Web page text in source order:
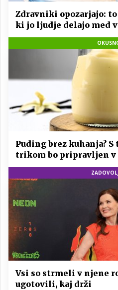
Zdravniki opozarjajo: to
ki jo ljudje delajo med
Puding brez kuhanja?
trikom bo pripravljen
Vsi so strmeli v njene
ugotovili, kaj drži